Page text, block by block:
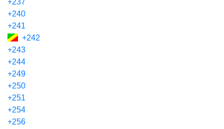
+237
+240
+241
+242
+243
+244
+249
+250
+251
+254
+256